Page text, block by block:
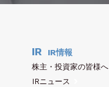
IR IR情報
株主・投資家の皆様へ
IRニュース